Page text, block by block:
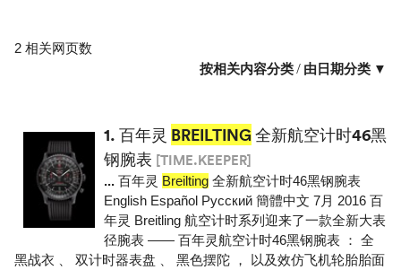
2 相关网页数
按相关内容分类/ 由日期分类 ▼
1. 百年灵 BREILTING 全新航空计时46黑
钢腕表 [TIME.KEEPER]
... 百年灵 Breilting 全新航空计时46黑钢腕表
English Español Pусский 簡體中文 7月 2016 百
年灵 Breitling 航空计时系列迎来了一款全新大表
径腕表 —— 百年灵航空计时46黑钢腕表 ： 全
黑战衣 、 双计时器表盘 、 黑色摆陀 ， 以及效仿飞机轮胎胎面